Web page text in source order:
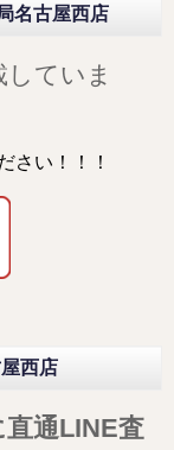
名古屋西店
ていま
さい！！！
西店
通LINE査